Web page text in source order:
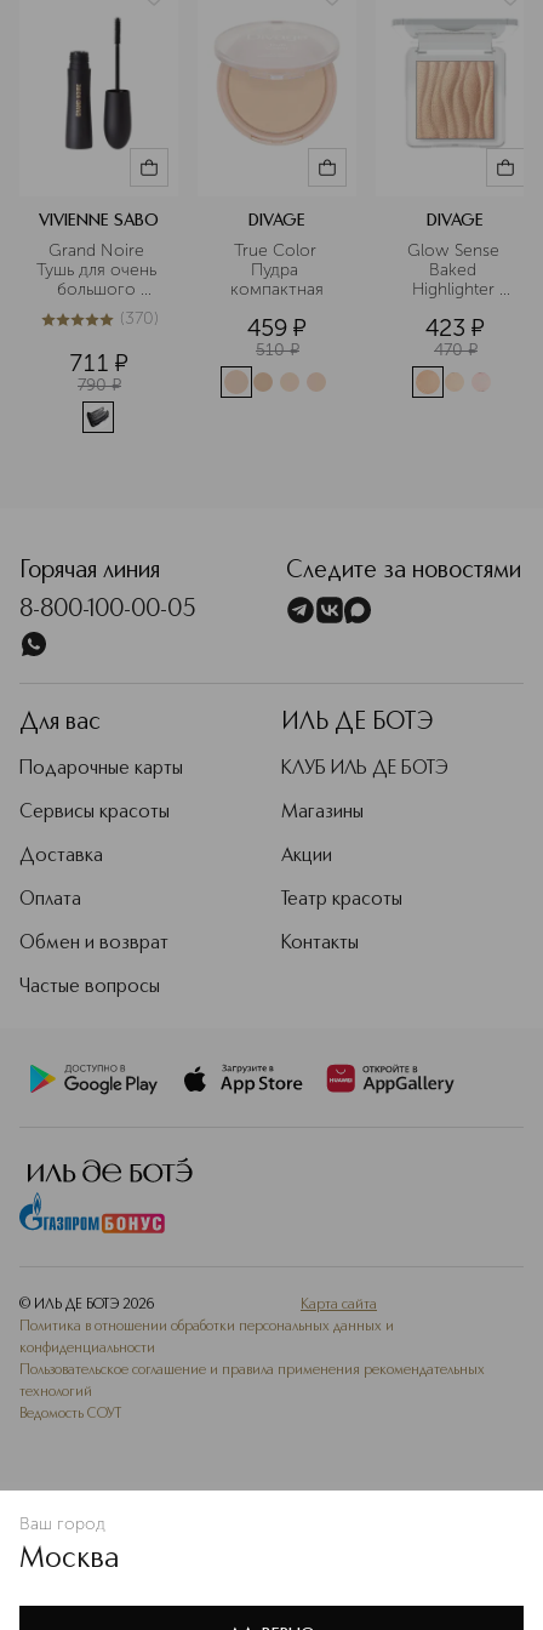
VIVIENNE SABO
Grand Noire
Тушь для очень
большого
объема и
удлинения
4.9из5370 (370)
711 ¤
790 ¤
DIVAGE
True Color
Пудра
компактная
459 ¤
510 ¤
DIVAGE
Glow Sense
Baked
Highlighter
лица
запеченный
423 ¤
470 ¤
Горячая линия
8-800-100-00-05
Следите за новостями
Для вас
Подарочные карты
Сервисы красоты
Доставка
Оплата
Обмен и возврат
Частые вопросы
ИЛЬ ДЕ БОТЭ
КЛУБ ИЛЬ ДЕ БОТЭ
Магазины
Акции
Театр красоты
Контакты
© ИЛЬ ДЕ БОТЭ 2026
Карта сайта
Политика в отношении обработки персональных данных и
конфиденциальности
Пользовательское соглашение и правила применения рекомендательных
технологий
Ведомость СОУТ
Ваш город
Москва